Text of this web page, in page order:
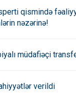
qismində
nəzərinə!
müdafiəçi
verildi